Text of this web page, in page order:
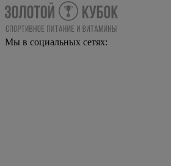
Мы в социальных сетях: